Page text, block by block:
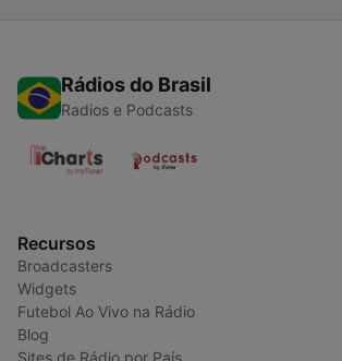
Rádios do Brasil
Radios e Podcasts
Recursos
Broadcasters
Widgets
Futebol Ao Vivo na Rádio
Blog